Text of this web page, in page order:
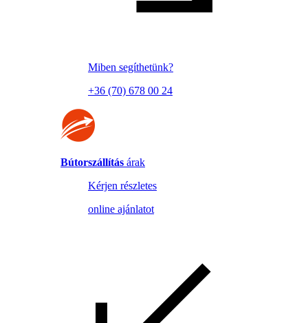
Miben segíthetünk?
+36 (70) 678 00 24
Bútorszállítás árak
Kérjen részletes
online ajánlatot